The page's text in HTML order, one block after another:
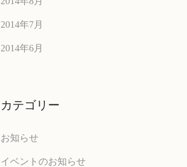
2014年7月
2014年6月
カテゴリー
お知らせ
イベントのお知らせ